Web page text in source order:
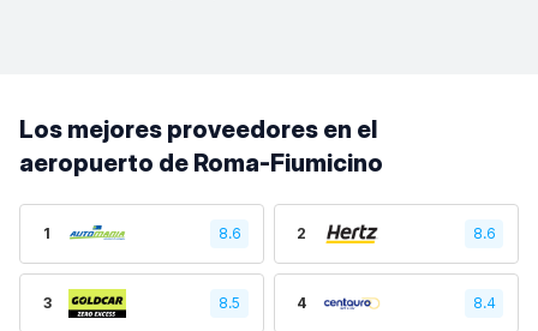
Los mejores proveedores en el
aeropuerto de Roma-Fiumicino
1 8.6 2 8.6
3 8.5 4 8.4